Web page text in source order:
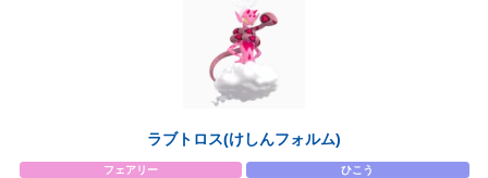
ラブトロス(けしんフォルム)
フェアリー ひこう